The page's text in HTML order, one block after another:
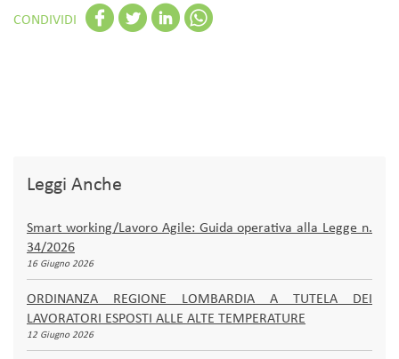
CONDIVIDI
Leggi Anche
Smart working/Lavoro Agile: Guida operativa alla Legge n.
34/2026
16 Giugno 2026
ORDINANZA REGIONE LOMBARDIA A TUTELA DEI
LAVORATORI ESPOSTI ALLE ALTE TEMPERATURE
12 Giugno 2026